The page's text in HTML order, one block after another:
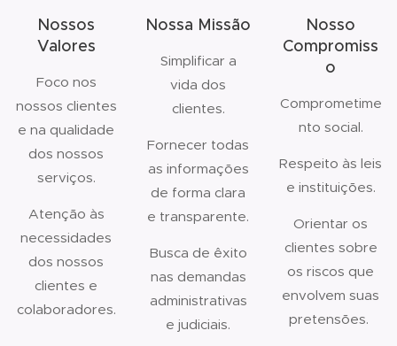
Nossos
Valores
Foco nos
nossos clientes
e na qualidade
dos nossos
serviços.
Atenção às
necessidades
dos nossos
clientes e
colaboradores.
Nossa Missão
Simplificar a
vida dos
clientes.
Fornecer todas
as informações
de forma clara
e transparente.
Busca de êxito
nas demandas
administrativas
e judiciais.
Nosso
Compromiss
o
Comprometime
nto social.
Respeito às leis
e instituições.
Orientar os
clientes sobre
os riscos que
envolvem suas
pretensões.